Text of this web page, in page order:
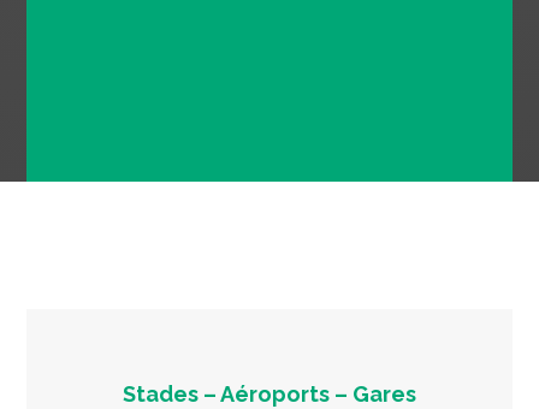
Stades – Aéroports – Gares